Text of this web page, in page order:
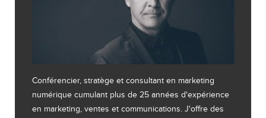
Conférencier, stratège et consultant en marketing
numérique cumulant plus de 25 années d'expérience
en marketing, ventes et communications. J'offre des